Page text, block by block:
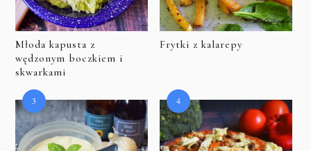
Młoda kapusta z
wędzonym boczkiem i
skwarkami
Frytki z kalarepy